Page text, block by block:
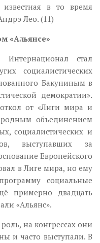
в то время
Лео. (11)
«Альянсе»
стал
социалистических
Бакуниным в
демократии».
от «Лиги мира и
объединением
социалистических и
выступавших за
Европейского
в Лиге мира, но ему
социальные
примерно двадцать
«Альянс».
на конгрессах они
и часто выступали. В